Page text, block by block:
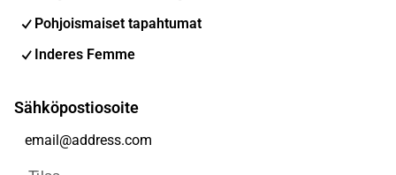
Pohjoismaiset tapahtumat
Inderes Femme
Sähköpostiosoite